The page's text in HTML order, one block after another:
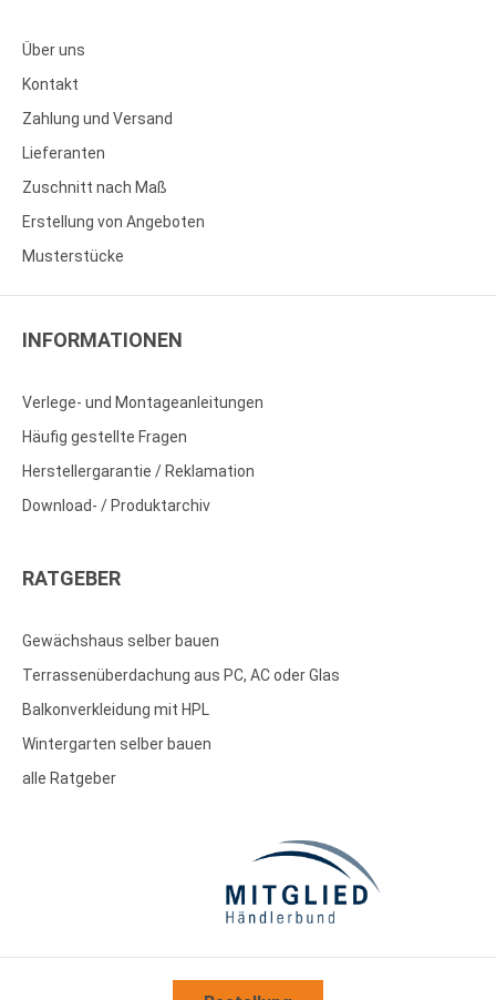
Über uns
Kontakt
Zahlung und Versand
Lieferanten
Zuschnitt nach Maß
Erstellung von Angeboten
Musterstücke
INFORMATIONEN
Verlege- und Montageanleitungen
Häufig gestellte Fragen
Herstellergarantie / Reklamation
Download- / Produktarchiv
RATGEBER
Gewächshaus selber bauen
Terrassenüberdachung aus PC, AC oder Glas
Balkonverkleidung mit HPL
Wintergarten selber bauen
alle Ratgeber